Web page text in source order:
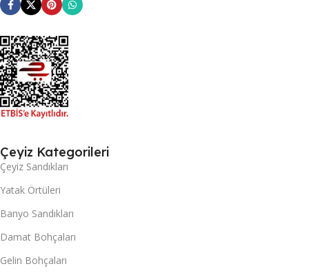
Çeyiz Kategorileri
Çeyiz Sandıkları
Yatak Örtüleri
Banyo Sandıkları
Damat Bohçaları
Gelin Bohçaları